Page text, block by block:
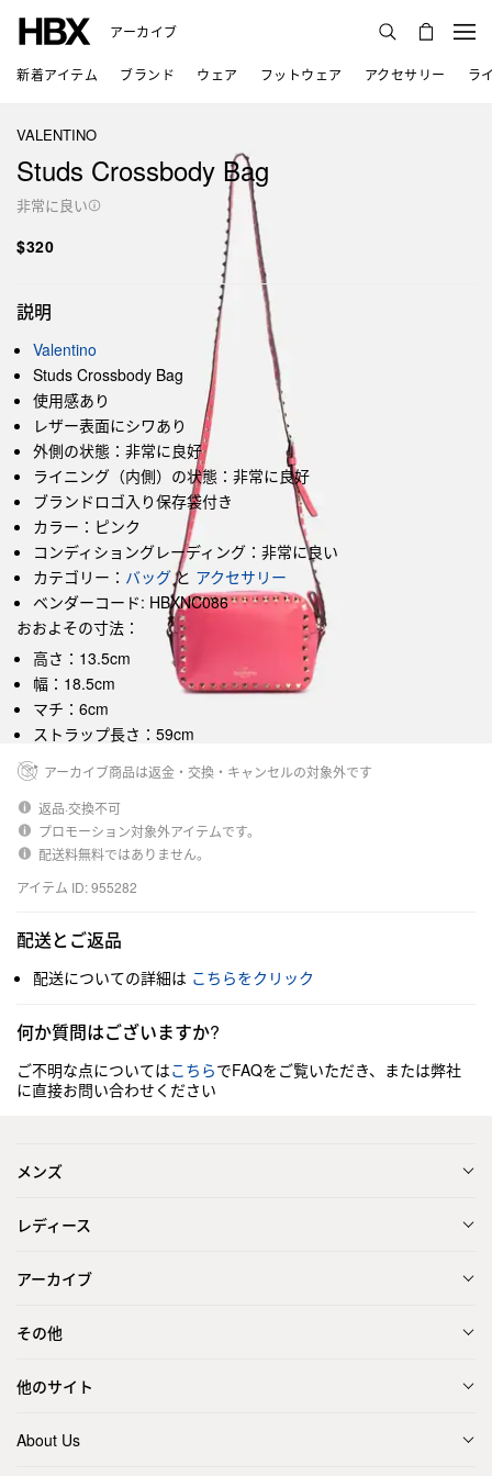
アーカイブ
新着アイテム ブランド ウェア フットウェア アクセサリー ラ
VALENTINO
Studs Crossbody Bag
非常に良い
$320
説明
Valentino
Studs Crossbody Bag
使用感あり
レザー表面にシワあり
外側の状態：非常に良好
ライニング（内側）の状態：非常に良好
ブランドロゴ入り保存袋付き
カラー：ピンク
コンディショングレーディング：非常に良い
カテゴリー： バッグと アクセサリー
ベンダーコード: HBXNC086
おおよその寸法：
高さ：13.5cm
幅：18.5cm
マチ：6cm
ストラップ長さ：59cm
アーカイブ商品は返金・交換・キャンセルの対象外です
返品·交換不可
プロモーション対象外アイテムです。
配送料無料ではありません。
アイテム ID: 955282
配送とご返品
配送についての詳細は こちらをクリック
何か質問はございますか?
ご不明な点についてはこちらでFAQをご覧いただき、または弊社
に直接お問い合わせください
メンズ
レディース
アーカイブ
その他
他のサイト
About Us